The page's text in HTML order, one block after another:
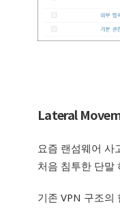
Lateral
요즘 랜섬웨어 사
처음 침투한 단말
기존 VPN 구조의